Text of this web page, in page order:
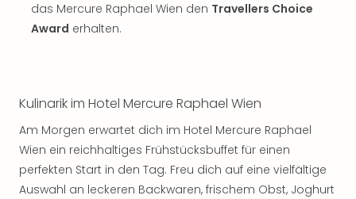
das Mercure Raphael Wien den Travellers Choice
Award erhalten.
Kulinarik im Hotel Mercure Raphael Wien
Am Morgen erwartet dich im Hotel Mercure Raphael
Wien ein reichhaltiges Frühstücksbuffet für einen
perfekten Start in den Tag. Freu dich auf eine vielfältige
Auswahl an leckeren Backwaren, frischem Obst, Joghurt